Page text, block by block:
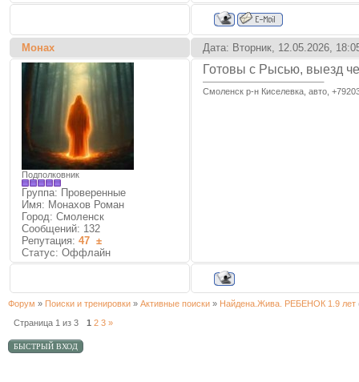
Монах Дата: Вторник, 12.05.2026,
Подполковник
Группа: Проверенные
Имя: Монахов Роман
Город: Смоленск
Сообщений: 132
Репутация: 47 ±
Статус: Оффлайн
Готовы с Рысью, выезд
Смоленск р-н Киселевка, авто,
Форум » Поиски и тренировки » Активные поиски » Найдена.Жива. РЕБЕНОК 1.9 лет
Страница 1 из 3 1 2 3 »